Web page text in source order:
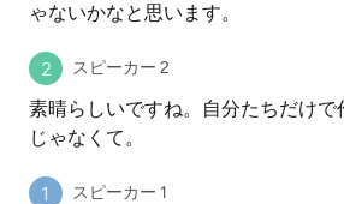
ゃないかなと思います。
スピーカー 2
素晴らしいですね。自分たちだけ
じゃなくて。
スピーカー 1